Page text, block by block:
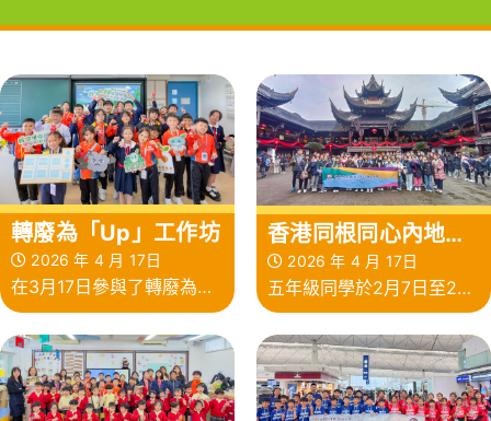
轉廢為「Up」工作坊
2026 年 4 月 17日
在3月17日參與了轉廢為
香港同根同心內地交
流計劃 · 四川探索之
旅
2026 年 4 月 17日
五年級同學於2月7日至2月
四川交流之旅